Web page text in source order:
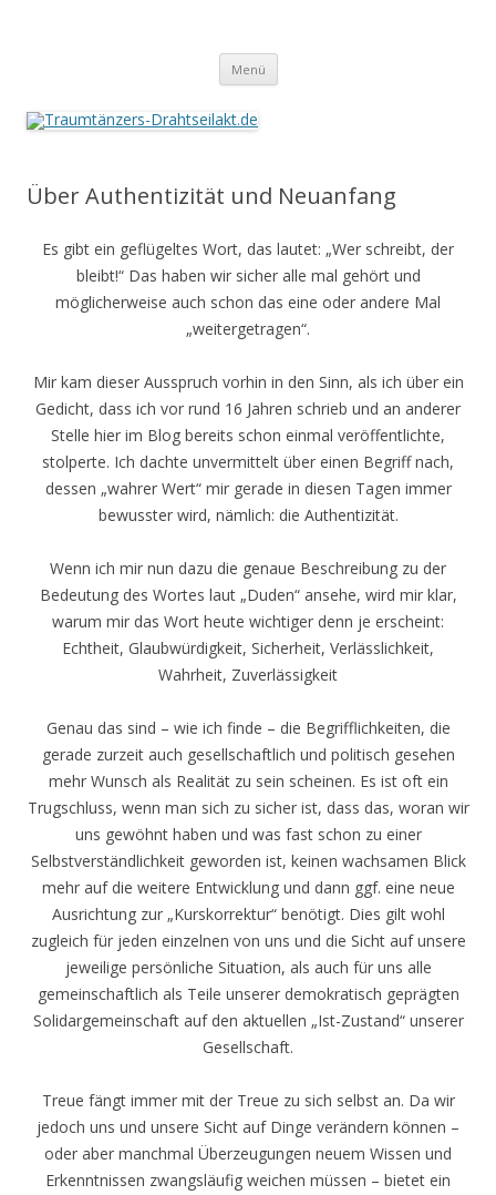
Menü Springe
Inhalt
Über Authentizität und Neuanfang
Es gibt ein geflügeltes Wort, das lautet: „Wer schreibt, der
bleibt!“ Das haben wir sicher alle mal gehört und
möglicherweise auch schon das eine oder andere Mal
„weitergetragen“.
Mir kam dieser Ausspruch vorhin in den Sinn, als ich über ein
Gedicht, dass ich vor rund 16 Jahren schrieb und an anderer
Stelle hier im Blog bereits schon einmal veröffentlichte,
stolperte. Ich dachte unvermittelt über einen Begriff nach,
dessen „wahrer Wert“ mir gerade in diesen Tagen immer
bewusster wird, nämlich: die Authentizität.
Wenn ich mir nun dazu die genaue Beschreibung zu der
Bedeutung des Wortes laut „Duden“ ansehe, wird mir klar,
warum mir das Wort heute wichtiger denn je erscheint:
Echtheit, Glaubwürdigkeit, Sicherheit, Verlässlichkeit,
Wahrheit, Zuverlässigkeit
Genau das sind – wie ich finde – die Begrifflichkeiten, die
gerade zurzeit auch gesellschaftlich und politisch gesehen
mehr Wunsch als Realität zu sein scheinen. Es ist oft ein
Trugschluss, wenn man sich zu sicher ist, dass das, woran wir
uns gewöhnt haben und was fast schon zu einer
Selbstverständlichkeit geworden ist, keinen wachsamen Blick
mehr auf die weitere Entwicklung und dann ggf. eine neue
Ausrichtung zur „Kurskorrektur“ benötigt. Dies gilt wohl
zugleich für jeden einzelnen von uns und die Sicht auf unsere
jeweilige persönliche Situation, als auch für uns alle
gemeinschaftlich als Teile unserer demokratisch geprägten
Solidargemeinschaft auf den aktuellen „Ist-Zustand“ unserer
Gesellschaft.
Treue fängt immer mit der Treue zu sich selbst an. Da wir
jedoch uns und unsere Sicht auf Dinge verändern können –
oder aber manchmal Überzeugungen neuem Wissen und
Erkenntnissen zwangsläufig weichen müssen – bietet ein